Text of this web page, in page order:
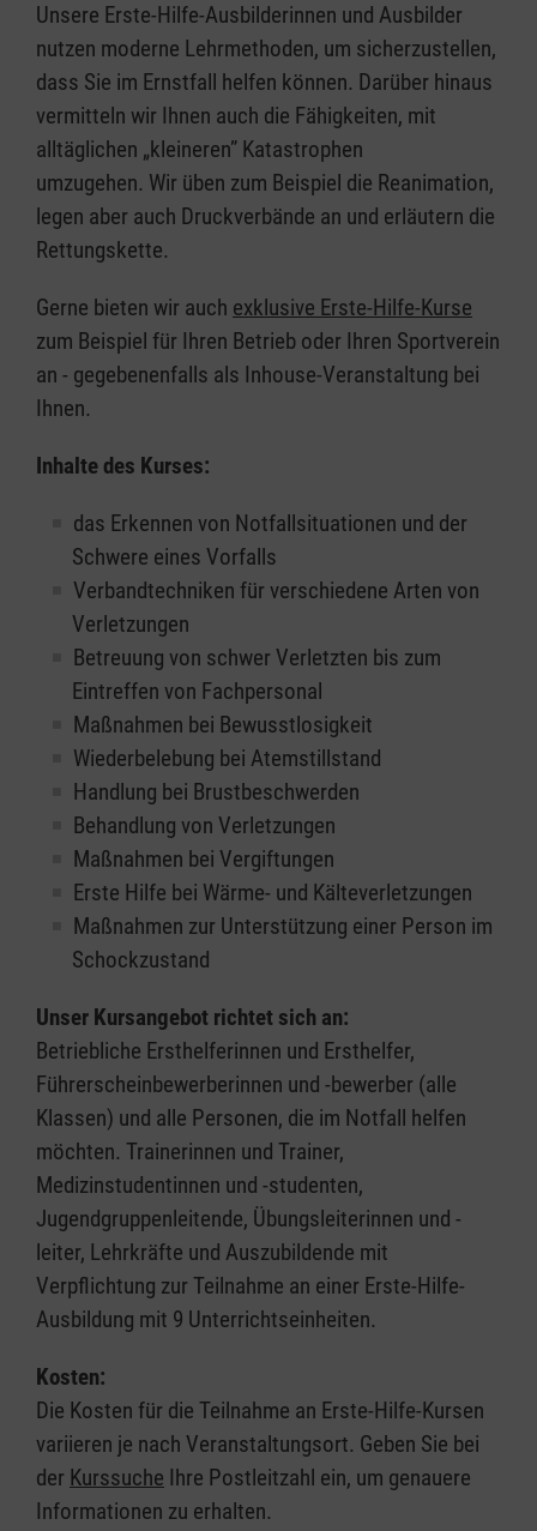
Unsere Erste-Hilfe-Ausbilderinnen und Ausbilder
nutzen moderne Lehrmethoden, um sicherzustellen,
dass Sie im Ernstfall helfen können. Darüber hinaus
vermitteln wir Ihnen auch die Fähigkeiten, mit
alltäglichen „kleineren” Katastrophen
umzugehen. Wir üben zum Beispiel die Reanimation,
legen aber auch Druckverbände an und erläutern die
Rettungskette.
Gerne bieten wir auch exklusive Erste-Hilfe-Kurse
zum Beispiel für Ihren Betrieb oder Ihren Sportverein
an - gegebenenfalls als Inhouse-Veranstaltung bei
Ihnen.
Inhalte des Kurses:
das Erkennen von Notfallsituationen und der
Schwere eines Vorfalls
Verbandtechniken für verschiedene Arten von
Verletzungen
Betreuung von schwer Verletzten bis zum
Eintreffen von Fachpersonal
Maßnahmen bei Bewusstlosigkeit
Wiederbelebung bei Atemstillstand
Handlung bei Brustbeschwerden
Behandlung von Verletzungen
Maßnahmen bei Vergiftungen
Erste Hilfe bei Wärme- und Kälteverletzungen
Maßnahmen zur Unterstützung einer Person im
Schockzustand
Unser Kursangebot richtet sich an:
Betriebliche Ersthelferinnen und Ersthelfer,
Führerscheinbewerberinnen und -bewerber (alle
Klassen) und alle Personen, die im Notfall helfen
möchten. Trainerinnen und Trainer,
Medizinstudentinnen und -studenten,
Jugendgruppenleitende, Übungsleiterinnen und -
leiter, Lehrkräfte und Auszubildende mit
Verpflichtung zur Teilnahme an einer Erste-Hilfe-
Ausbildung mit 9 Unterrichtseinheiten.
Kosten:
Die Kosten für die Teilnahme an Erste-Hilfe-Kursen
variieren je nach Veranstaltungsort. Geben Sie bei
der Kurssuche Ihre Postleitzahl ein, um genauere
Informationen zu erhalten.